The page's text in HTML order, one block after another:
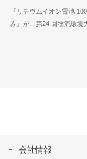
『リチウムイオン電池
み』が、第24 回物流環境
会社情報